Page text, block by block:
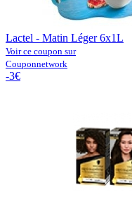
Lactel - Matin Léger 6x1L
Voir ce coupon sur
Couponnetwork
-3€